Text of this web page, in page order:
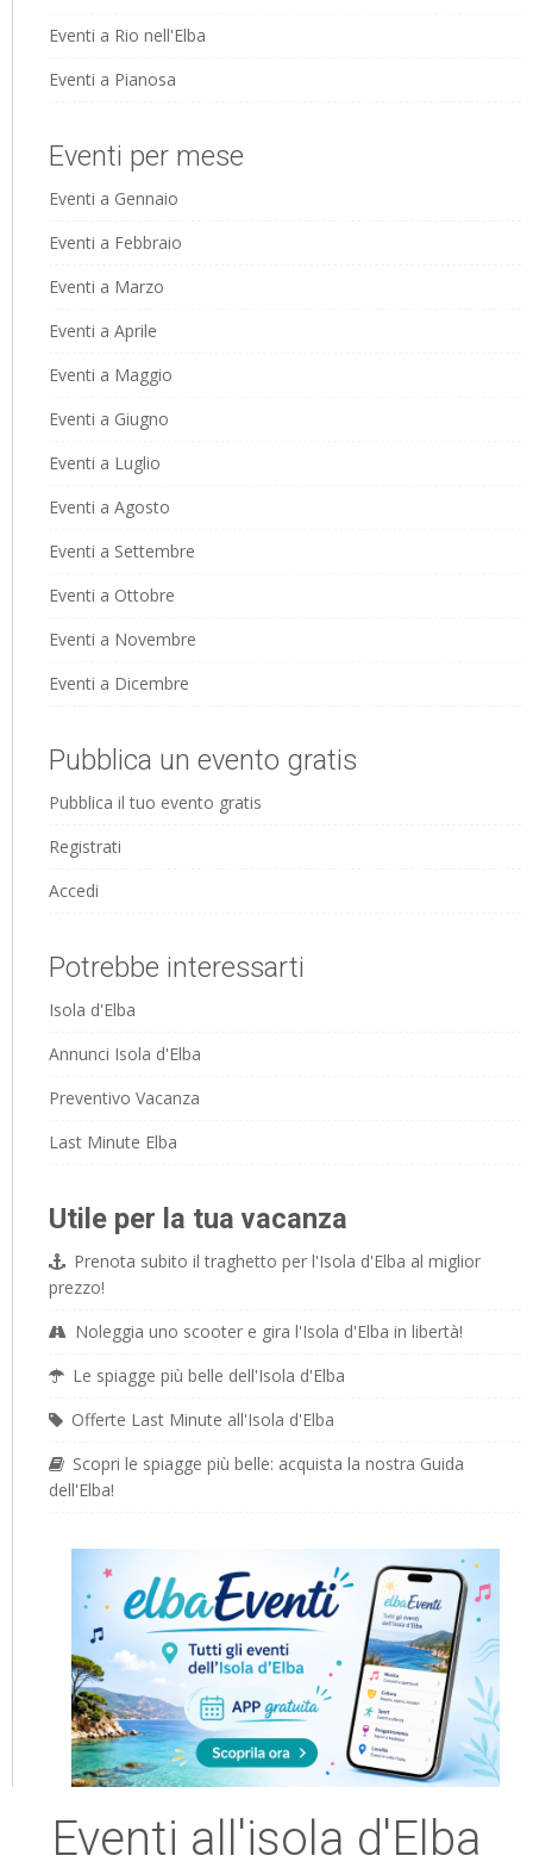
Eventi a Rio nell'Elba
Eventi a Pianosa
Eventi per mese
Eventi a Gennaio
Eventi a Febbraio
Eventi a Marzo
Eventi a Aprile
Eventi a Maggio
Eventi a Giugno
Eventi a Luglio
Eventi a Agosto
Eventi a Settembre
Eventi a Ottobre
Eventi a Novembre
Eventi a Dicembre
Pubblica un evento gratis
Pubblica il tuo evento gratis
Registrati
Accedi
Potrebbe interessarti
Isola d'Elba
Annunci Isola d'Elba
Preventivo Vacanza
Last Minute Elba
Utile per la tua vacanza
Prenota subito il traghetto per l'Isola d'Elba al miglior
prezzo!
Noleggia uno scooter e gira l'Isola d'Elba in libertà!
Le spiagge più belle dell'Isola d'Elba
Offerte Last Minute all'Isola d'Elba
Scopri le spiagge più belle: acquista la nostra Guida
dell'Elba!
Eventi all'isola d'Elba